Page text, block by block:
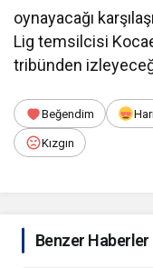
oynayacağı
Lig temsilcisi
tribünden
Beğendim
Kızgın
Benzer Haberler